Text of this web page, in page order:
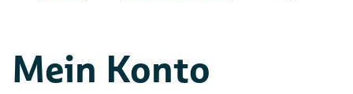
Mein Konto